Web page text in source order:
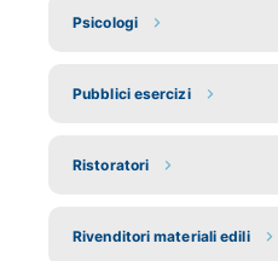
Psicologi
Pubblici esercizi
Ristoratori
Rivenditori materiali edili